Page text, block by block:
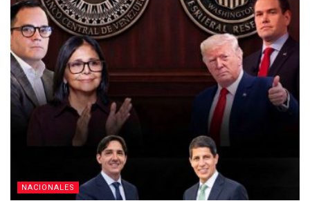
NACIONALES